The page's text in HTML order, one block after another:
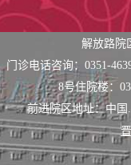
解放路
门诊电话咨询：0351-
8号住院楼：
前进院区地址：中